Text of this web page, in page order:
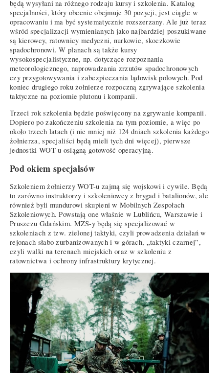
będą wysyłani na różnego rodzaju kursy i szkolenia. Katalog
specjalności, który obecnie obejmuje 30 pozycji, jest ciągle w
opracowaniu i ma być systematycznie rozszerzany. Ale już teraz
wśród specjalizacji wymienianych jako najbardziej poszukiwane
są kierowcy, ratownicy medyczni, nurkowie, skoczkowie
spadochronowi. W planach są także kursy
wysokospecjalistyczne, np. dotyczące rozpoznania
meteorologicznego, naprowadzania zrzutów spadochronowych
czy przygotowywania i zabezpieczania lądowisk polowych. Pod
koniec drugiego roku żołnierze rozpoczną zgrywające szkolenia
taktyczne na poziomie plutonu i kompanii.
Trzeci rok szkolenia będzie poświęcony na zgrywanie kompanii.
Dopiero po zakończeniu szkolenia na tym poziomie, a więc po
około trzech latach (i nie mniej niż 124 dniach szkolenia każdego
żołnierza, specjaliści będą mieli tych dni więcej), pierwsze
jednostki WOT-u osiągną gotowość operacyjną.
Pod okiem specjalsów
Szkoleniem żołnierzy WOT-u zajmą się wojskowi i cywile. Będą
to zarówno instruktorzy i szkoleniowcy z brygad i batalionów, ale
również byli mundurowi skupieni w Mobilnych Zespołach
Szkoleniowych. Powstają one właśnie w Lublińcu, Warszawie i
Pruszczu Gdańskim. MZS-y będą się specjalizować w
szkoleniach z tzw. zielonej taktyki, czyli prowadzenia działań w
rejonach słabo zurbanizowanych i w górach, „taktyki czarnej”,
czyli walki na terenach miejskich oraz w szkoleniu z
ratownictwa i ochrony infrastruktury krytycznej.